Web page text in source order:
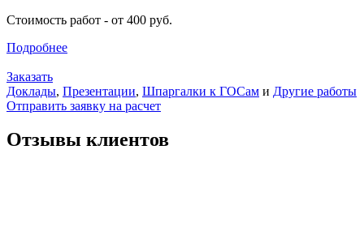
Стоимость работ - от 400 руб.
Подробнее
Заказать
Доклады, Презентации, Шпаргалки к ГОСам и Другие работы
Отправить заявку на расчет
Отзывы клиентов